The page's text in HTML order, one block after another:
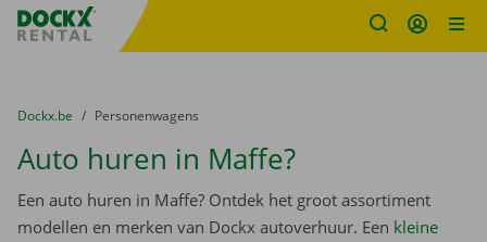
Fratello DEMO
U bevindt zich hier:
van
Dockx.be naar
Personenwagens
Auto huren in Maffe?
Een auto huren in Maffe? Ontdek het groot assortiment
modellen en merken van Dockx autoverhuur. Een kleine